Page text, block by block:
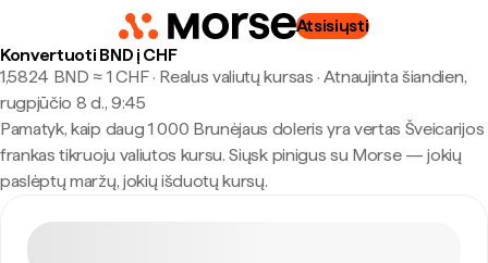
Atsisiųsti
Konvertuoti BND į CHF
1,5824 BND ≈ 1 CHF · Realus valiutų kursas · Atnaujinta šiandien,
rugpjūčio 8 d., 9:45
Pamatyk, kaip daug 1 000 Brunėjaus doleris yra vertas Šveicarijos
frankas tikruoju valiutos kursu. Siųsk pinigus su Morse — jokių
paslėptų maržų, jokių išduotų kursų.